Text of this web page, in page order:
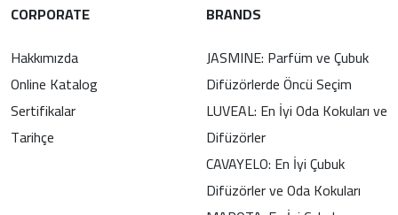
CORPORATE
Hakkımızda
Online Katalog
Sertifikalar
Tarihçe
BRANDS
JASMINE: Parfüm ve Çubuk
Difüzörlerde Öncü Seçim
LUVEAL: En İyi Oda Kokuları ve
Difüzörler
CAVAYELO: En İyi Çubuk
Difüzörler ve Oda Kokuları